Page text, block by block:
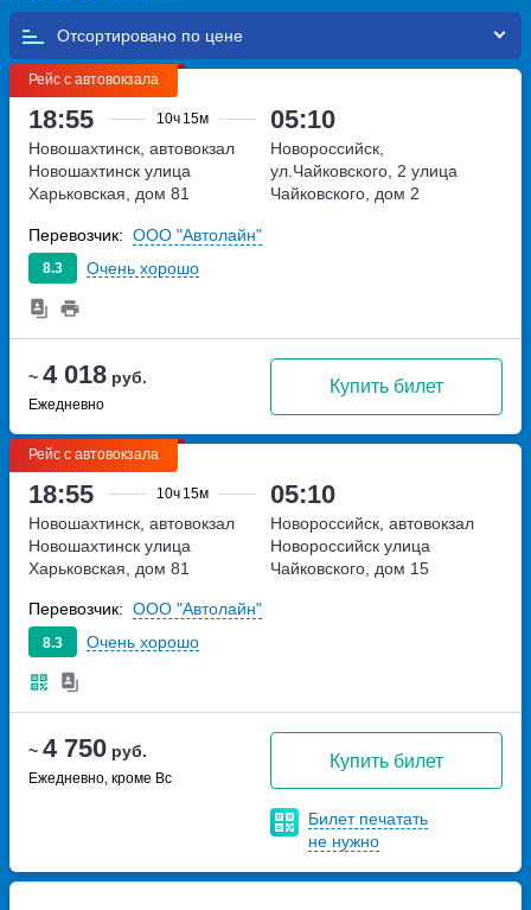
Отсортировано по
Рейс с автовокзала
18:55 10ч 15м 05:10
~ 4 018 руб.
Ежедневно
Купить билет
Новошахтинск, автовокзал
Новошахтинск улица
Харьковская, дом 81
Новороссийск,
ул.Чайковского, 2 улица
Чайковского, дом 2
8.3 Очень хорошо
Перевозчик: ООО "Автолайн"
Рейс с автовокзала
18:55 10ч 15м 05:10
~ 4 750 руб.
Ежедневно, кроме Вс
Купить билет
Билет печатать
не нужно
Новошахтинск, автовокзал
Новошахтинск улица
Харьковская, дом 81
Новороссийск, автовокзал
Новороссийск улица
Чайковского, дом 15
8.3 Очень хорошо
Перевозчик: ООО "Автолайн"